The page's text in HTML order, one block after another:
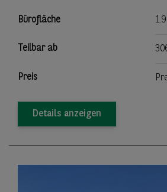
Bürofläche
Teilbar ab
Preis
Details anzeigen